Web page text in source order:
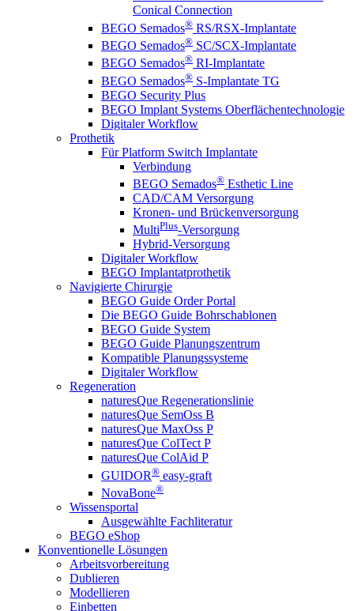
Conical Connection
BEGO Semados® RS/RSX-Implantate
BEGO Semados® SC/SCX-Implantate
BEGO Semados® RI-Implantate
BEGO Semados® S-Implantate TG
BEGO Security Plus
BEGO Implant Systems Oberflächentechnologie
Digitaler Workflow
Prothetik
Für Platform Switch Implantate
Verbindung
BEGO Semados® Esthetic Line
CAD/CAM Versorgung
Kronen- und Brückenversorgung
MultiPlus-Versorgung
Hybrid-Versorgung
Digitaler Workflow
BEGO Implantatprothetik
Navigierte Chirurgie
BEGO Guide Order Portal
Die BEGO Guide Bohrschablonen
BEGO Guide System
BEGO Guide Planungszentrum
Kompatible Planungssysteme
Digitaler Workflow
Regeneration
naturesQue Regenerationslinie
naturesQue SemOss B
naturesQue MaxOss P
naturesQue ColTect P
naturesQue ColAid P
GUIDOR® easy-graft
NovaBone®
Wissensportal
Ausgewählte Fachliteratur
BEGO eShop
Konventionelle Lösungen
Arbeitsvorbereitung
Dublieren
Modellieren
Einbetten